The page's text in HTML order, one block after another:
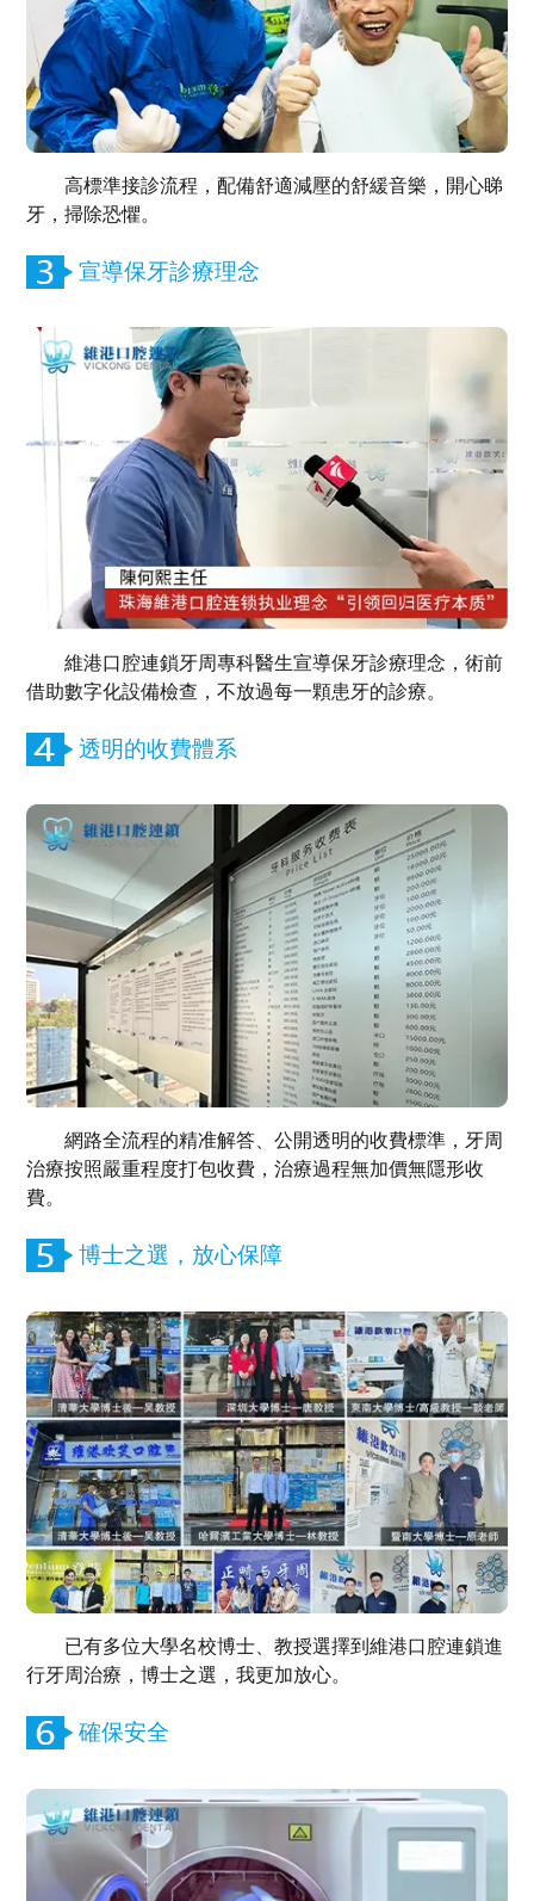
高標準接診流程，配備舒適減壓的舒緩音樂，開心睇
牙，掃除恐懼。
宣導保牙診療理念
維港口腔連鎖牙周專科醫生宣導保牙診療理念，術前
借助數字化設備檢查，不放過每一顆患牙的診療。
透明的收費體系
網路全流程的精准解答、公開透明的收費標準，牙周
治療按照嚴重程度打包收費，治療過程無加價無隱形收
費。
博士之選，放心保障
已有多位大學名校博士、教授選擇到維港口腔連鎖進
行牙周治療，博士之選，我更加放心。
確保安全